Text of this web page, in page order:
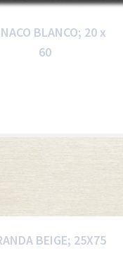
BLANCO; 20 x
60
BEIGE; 25X75